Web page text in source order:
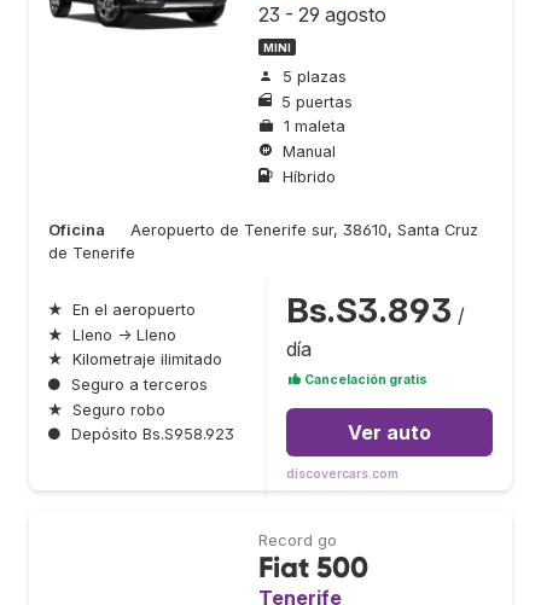
23 - 29 agosto
MINI
5 plazas
5 puertas
1 maleta
Manual
Híbrido
Oficina
Aeropuerto de Tenerife sur, 38610, Santa Cruz
de Tenerife
★ En el aeropuerto
★ Lleno → Lleno
★ Kilometraje ilimitado
● Seguro a terceros
★ Seguro robo
● Depósito Bs.S958.923
Bs.S3.893 /
día
Cancelación gratis
Ver auto
discovercars.com
Record go
Fiat 500
Tenerife